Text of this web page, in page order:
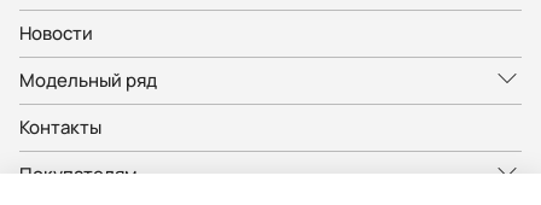
Новости
Модельный ряд
Контакты
Покупателям